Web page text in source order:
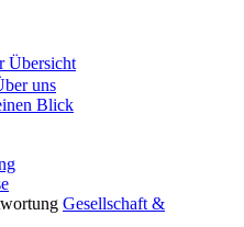
Übersicht
uns
Blick
Gesellschaft &